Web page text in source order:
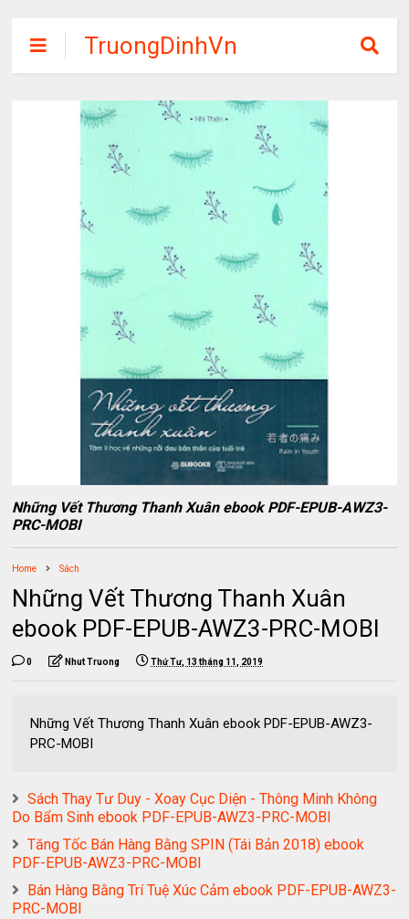
TruongDinhVn
Chia sẽ ebook,
các khóa học,
phần mềm học
tập miễn phí
Những Vết Thương Thanh Xuân ebook PDF-EPUB-AWZ3-
PRC-MOBI
Home Sách
Những Vết Thương Thanh Xuân
ebook PDF-EPUB-AWZ3-PRC-MOBI
0 Nhut Truong Thứ Tư, 13 tháng 11, 2019
Những Vết Thương Thanh Xuân ebook PDF-EPUB-AWZ3-
PRC-MOBI
Sách Thay Tư Duy - Xoay Cục Diện - Thông Minh Không
Do Bẩm Sinh ebook PDF-EPUB-AWZ3-PRC-MOBI
Tăng Tốc Bán Hàng Bằng SPIN (Tái Bản 2018) ebook
PDF-EPUB-AWZ3-PRC-MOBI
Bán Hàng Bằng Trí Tuệ Xúc Cảm ebook PDF-EPUB-AWZ3-
PRC-MOBI